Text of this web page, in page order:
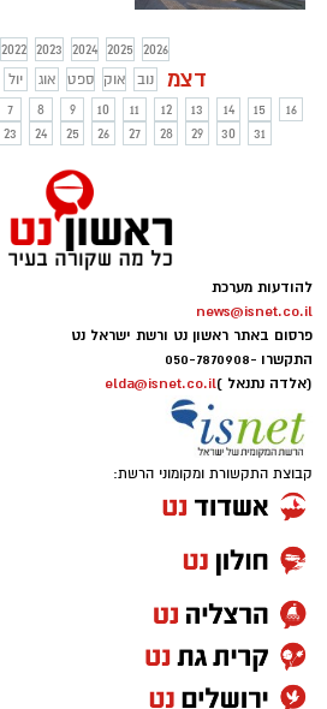
2022 2023 2024 2025
2026
יול אוג ספט אוק נוב דצמ
7 8 9 10 11 12 13 14 15
16
23 24 25 26 27 28 29 30 31
להודעות מערכת
news@isnet.co.il
פרסום באתר ראשון נט ורשת ישראל נט
התקשרו -050-7870908
(אלדה נתנאל )elda@isnet.co.il
קבוצת התקשורת ומקומוני הרשת: